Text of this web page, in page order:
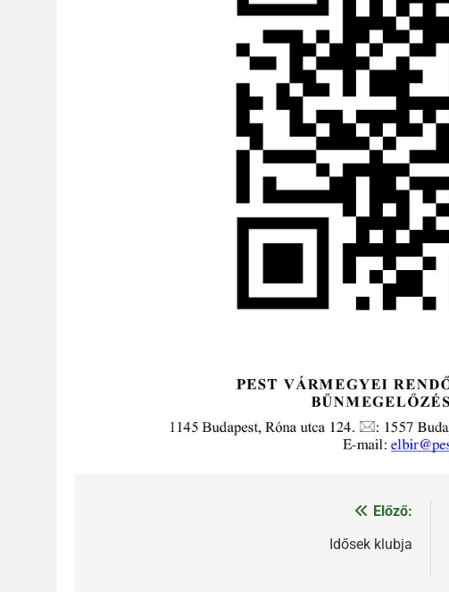
Előző:
Idősek klubja